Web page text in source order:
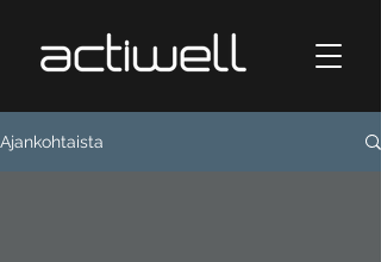
Ajankohtaista